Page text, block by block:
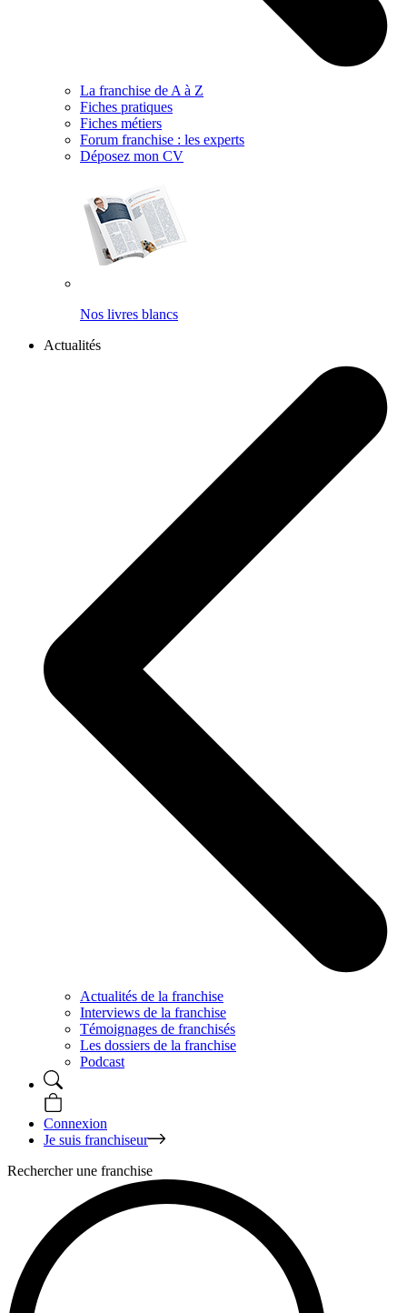
La franchise de A à Z
Fiches pratiques
Fiches métiers
Forum franchise : les experts
Déposez mon CV
Nos livres blancs
Actualités
Actualités de la franchise
Interviews de la franchise
Témoignages de franchisés
Les dossiers de la franchise
Podcast
Connexion
Je suis franchiseur
Rechercher une franchise